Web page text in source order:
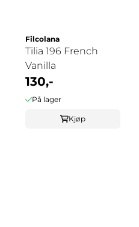
Filcolana
Tilia 196 French
Vanilla
130,-
På lager
Kjøp